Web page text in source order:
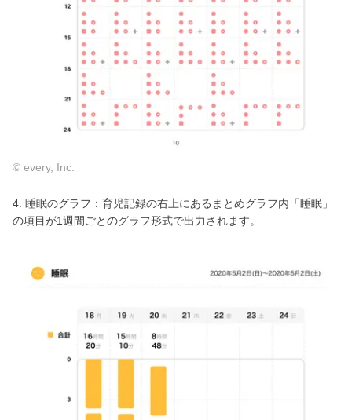
© every, Inc.
4. 睡眠のグラフ：育児記録の右上にあるまとめグラフ内「睡眠」
の項目が1週間ごとのグラフ形式で出力されます。